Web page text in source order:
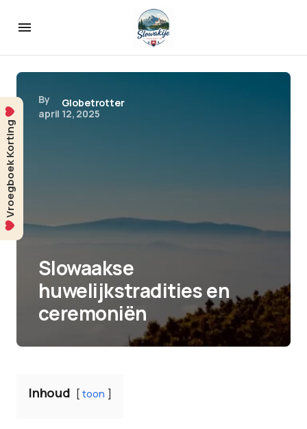
By
Globetrotter
april 12, 2025
Slowaakse
huwelijkstradities en
ceremoniën
Inhoud toon
Vroegboek Korting